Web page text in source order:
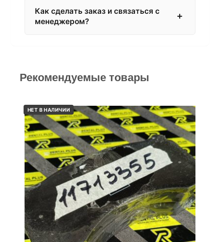
Как сделать заказ и связаться с
менеджером?
Рекомендуемые товары
НЕТ В НАЛИЧИИ